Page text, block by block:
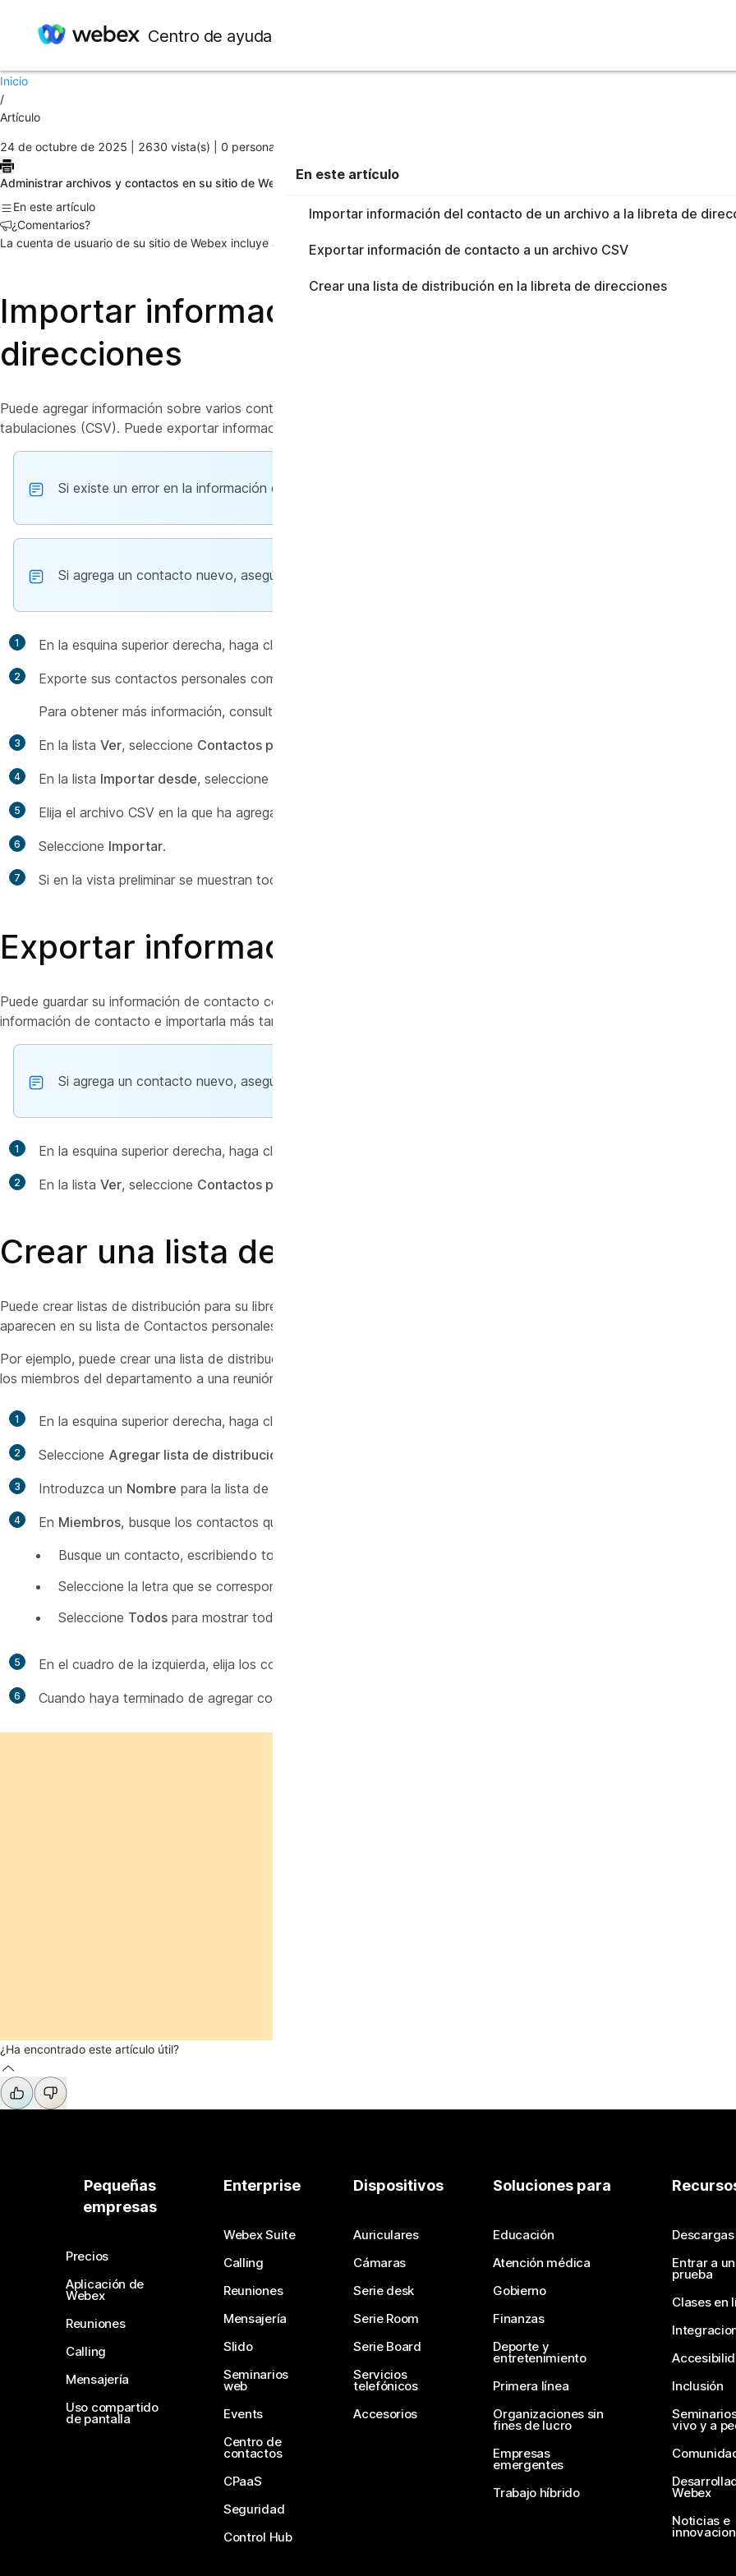
Centro de ayuda
Importar información del contacto de un archivo a la libreta de direcciones
Exportar información de contacto a un archivo CSV
Inicio
/
Artículo
24 de octubre de 2025 | 2630 vista(s) | 0 personas pensaron que esto fue útil
En este artículo
Importar información del contacto de un archivo a la libreta de
Exportar información de contacto a un archivo CSV
Crear una lista de distribución en la libreta de direcciones
Administrar archivos y contactos en su sitio de Webex
En este artículo
¿Comentarios?
La cuenta de usuario de su sitio de Webex incluye almacenamiento personal que puede utilizar para guardar archivos y un libreta de
Importar información del contacto de un
direcciones
Puede agregar información sobre varios contactos simultáneamente a su libreta personal de direcciones si importa un
tabulaciones (CSV). Puede exportar información de muchas hojas de datos y de programas de correo electrónico con
Si existe un error en la información de contacto nueva o actualizada, aparece un mensaje que le informa que
Si agrega un contacto nuevo, asegúrese de que el campo UUID esté en blanco.
1 En la esquina superior derecha, haga clic en la flecha desplegable junto a su nombre, luego haga clic en
2
Exporte sus contactos personales como un archivo delimitado por comas o por tabulaciones. Utilice ese archivo
Para obtener más información, consulte Exportar la información de contacto a un archivo .CSV.
3 En la lista Ver, seleccione Contactos personales.
4 En la lista Importar desde, seleccione
5 Elija el archivo CSV en la que ha agregado información de contacto nueva y seleccione
6 Seleccione Importar.
7 Si en la vista preliminar se muestran todos los contactos que quiere importar, seleccione
Exportar información de contacto a un archivo
Puede guardar su información de contacto como un archivo CSV para importarla a otra aplicación o para generar una
información de contacto e importarla más tarde.
Si agrega un contacto nuevo, asegúrese de que el campo UUID esté en blanco.
1 En la esquina superior derecha, haga clic en la flecha desplegable junto a su nombre, luego haga clic en
2 En la lista Ver, seleccione Contactos personales
Crear una lista de distribución en la libreta de
Puede crear listas de distribución para su libreta personal de direcciones. Una lista de distribución incluye dos o más
aparecen en su lista de Contactos personales.
Por ejemplo, puede crear una lista de distribución llamada
que incluye los contactos que son
los miembros del departamento a una reunión, puede seleccionar el grupo en lugar de seleccionar cada uno de los
1 En la esquina superior derecha, haga clic en la flecha desplegable junto a su nombre, luego haga clic en
2 Seleccione Agregar lista de distribución
3 Introduzca un Nombre para la lista de distribución.
4 En Miembros, busque los contactos que desee agregar a la lista de distribución realizando cualquiera de las
Busque un contacto, escribiendo todo o parte del nombre o apellido del contacto en el cuadro
Seleccione la letra que se corresponda con la primera letra del nombre del contacto.
Seleccione Todos para mostrar todos los contactos de su lista de Contactos personales.
5 En el cuadro de la izquierda, elija los contactos que quiera agregar a la lista de distribución y seleccione
6 Cuando haya terminado de agregar contactos a la lista de distribución, seleccione
¿Ha encontrado este artículo útil?
Pequeñas
empresas
Precios
Aplicación de
Webex
Reuniones
Calling
Mensajería
Uso compartido
de pantalla
Enterprise
Webex Suite
Calling
Reuniones
Mensajería
Slido
Seminarios
web
Events
Centro de
contactos
CPaaS
Seguridad
Control Hub
Dispositivos
Auriculares
Cámaras
Serie desk
Serie Room
Serie Board
Servicios
telefónicos
Accesorios
Soluciones para
Educación
Atención médica
Gobierno
Finanzas
Deporte y
entretenimiento
Primera línea
Organizaciones sin
fines de lucro
Empresas
emergentes
Trabajo híbrido
Descargas
Entrar a
prueba
Clases en
Inclusión
vivo y a
Webex
Noticias e